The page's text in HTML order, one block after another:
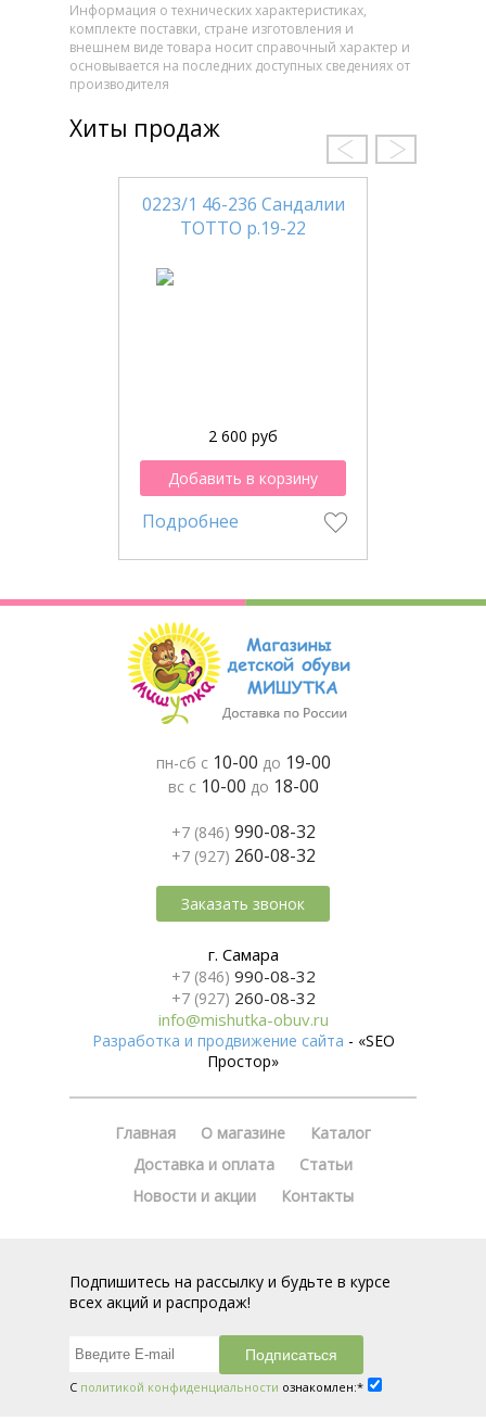
Информация о технических характеристиках,
комплекте поставки, стране изготовления и
внешнем виде товара носит справочный характер и
основывается на последних доступных сведениях от
производителя
Хиты продаж
0223/1 46-236 Сандалии
ТОТТО р.19-22
2 600 руб
Добавить в корзину
Подробнее
пн-сб с 10-00 до 19-00
вс с 10-00 до 18-00
+7 (846) 990-08-32
+7 (927) 260-08-32
Заказать звонок
г. Самара
+7 (846) 990-08-32
+7 (927) 260-08-32
info@mishutka-obuv.ru
Разработка и продвижение сайта - «SEO
Простор»
Главная О магазине
Каталог
Доставка и оплата
Статьи
Новости и акции
Контакты
Подпишитесь на рассылку и будьте в курсе
всех акций и распродаж!
С политикой конфиденциальности ознакомлен:*